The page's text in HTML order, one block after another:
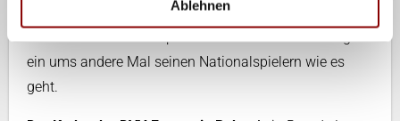
Ablehnen
Heynen erhielt ein „Geschenk“ von der Mannschaft. Er
ein ums andere Mal seinen Nationalspielern wie es
geht.